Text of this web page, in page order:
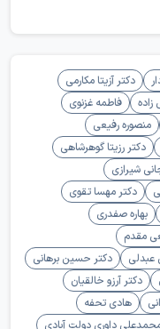
دکتر آزیتا مکارمی
زاده
فاطمه غزنوی
منصوره رفیعی
دکتر رزیتا گوهرشاهی
شیرازی
دکتر مهسا تقوی
بهاره صفدری
مقدم
عبدلی
دکتر حسین برهانی
دکتر آرزو خالقیان
هادی تحفه
داوری دولت آبادی